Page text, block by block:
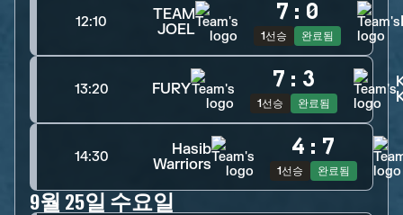
12:10
TEAM
JOEL
7 : 0
1선승 완료됨
13:20 FURY 7 : 3
1선승 완료됨
14:30
Hasib
Warriors
4 : 7
1선승 완료됨
9월 25일 수요일